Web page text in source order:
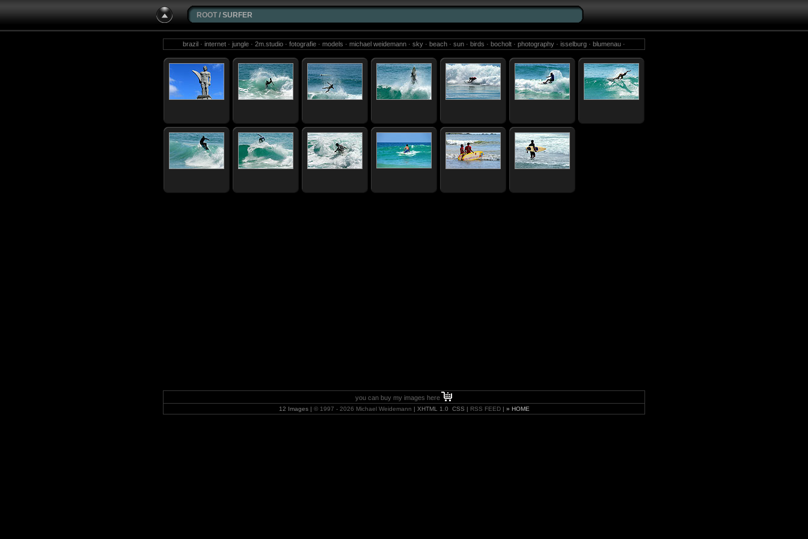
ROOT / SURFER
brazil · internet · jungle · 2m.studio · fotografie · models · michael weidemann · sky · beach · sun · birds · bocholt · photography · isselburg · blumenau ·
you can buy my images here
12 Images | © 1997 - 2026 Michael Weidemann | XHTML 1.0 CSS | RSS FEED| » HOME